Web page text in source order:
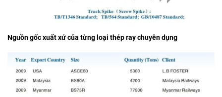
Nguồn gốc xuất xứ của từng loại thép ray chuyên dụng